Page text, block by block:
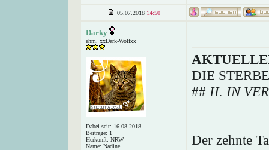
05.07.2018 14:50
Darky
ehm. xxDark-Wolfxx
Dabei seit: 16.08.2018
Beiträge: 1
Herkunft: NRW
Name: Nadine
DIE
## II. IN
Der zehnte